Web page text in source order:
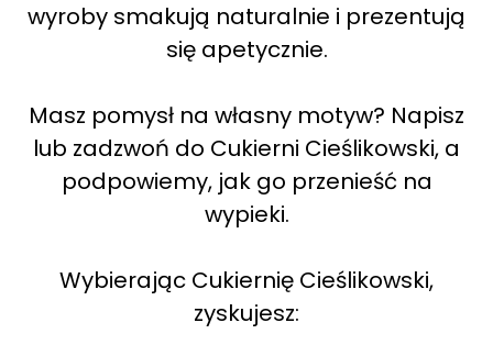
wyroby smakują naturalnie i prezentują
się apetycznie.
Masz pomysł na własny motyw? Napisz
lub zadzwoń do Cukierni Cieślikowski, a
podpowiemy, jak go przenieść na
wypieki.
Wybierając Cukiernię Cieślikowski,
zyskujesz: